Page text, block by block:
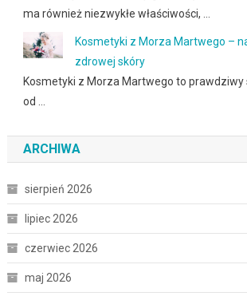
ma również niezwykłe właściwości, …
Kosmetyki z Morza Martwego –
zdrowej skóry
Kosmetyki z Morza Martwego to prawdziwy
od …
ARCHIWA
sierpień 2026
lipiec 2026
czerwiec 2026
maj 2026